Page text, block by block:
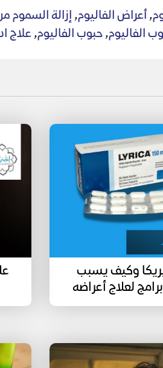
,أعراض الفاليوم,إزالة السموم
الفاليوم,حبوب الفاليوم,علاج
وكيف يسبب